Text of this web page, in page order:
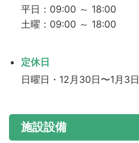
平日：09:00 ～ 18:00
土曜：09:00 ～ 18:00
定休日
日曜日・12月30日〜1月3日
施設設備